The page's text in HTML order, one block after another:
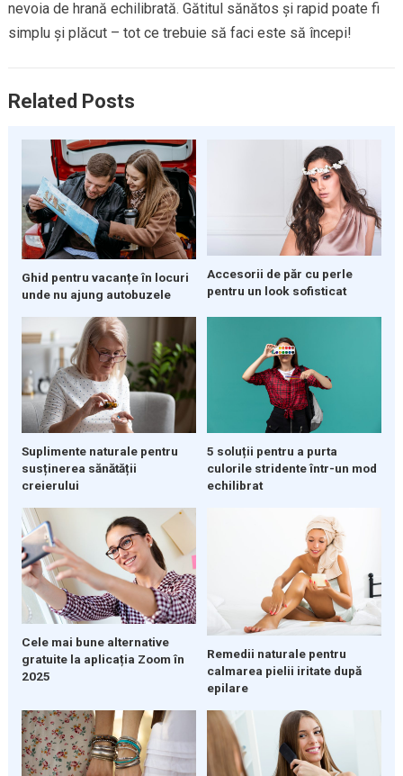
nevoia de hrană echilibrată. Gătitul sănătos și rapid poate fi
simplu și plăcut – tot ce trebuie să faci este să începi!
Related Posts
Ghid pentru vacanțe în locuri
unde nu ajung autobuzele
Accesorii de păr cu perle
pentru un look sofisticat
Suplimente naturale pentru
susținerea sănătății
creierului
5 soluții pentru a purta
culorile stridente într-un mod
echilibrat
Cele mai bune alternative
gratuite la aplicația Zoom în
2025
Remedii naturale pentru
calmarea pielii iritate după
epilare